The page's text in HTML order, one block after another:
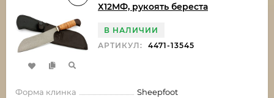
Х12МФ, рукоять береста
В НАЛИЧИИ
АРТИКУЛ:
4471-13545
Форма клинка
Sheepfoot